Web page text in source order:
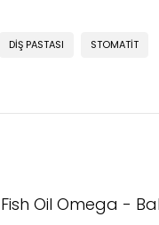
DIŞ PASTASI STOMATIT
Fish Oil Omega -